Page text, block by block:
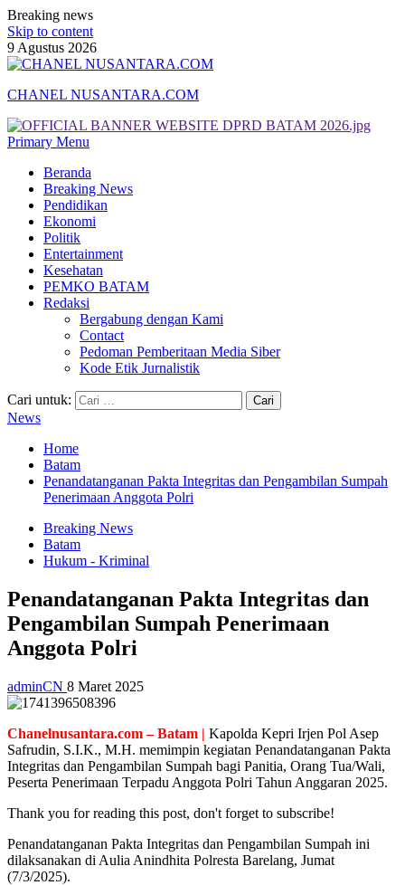
Breaking news
Skip to content
9 Agustus 2026
CHANEL NUSANTARA.COM
Primary Menu
Beranda
Breaking News
Pendidikan
Ekonomi
Politik
Entertainment
Kesehatan
PEMKO BATAM
Redaksi
Bergabung dengan Kami
Contact
Pedoman Pemberitaan Media Siber
Kode Etik Jurnalistik
Cari untuk:
News
Home
Batam
Penandatanganan Pakta Integritas dan Pengambilan Sumpah
Penerimaan Anggota Polri
Breaking News
Batam
Hukum - Kriminal
Penandatanganan Pakta Integritas dan
Pengambilan Sumpah Penerimaan
Anggota Polri
adminCN 8 Maret 2025
Chanelnusantara.com – Batam | Kapolda Kepri Irjen Pol Asep
Safrudin, S.I.K., M.H. memimpin kegiatan Penandatanganan Pakta
Integritas dan Pengambilan Sumpah bagi Panitia, Orang Tua/Wali,
Peserta Penerimaan Terpadu Anggota Polri Tahun Anggaran 2025.
Thank you for reading this post, don't forget to subscribe!
Penandatanganan Pakta Integritas dan Pengambilan Sumpah ini
dilaksanakan di Aulia Anindhita Polresta Barelang, Jumat
(7/3/2025).